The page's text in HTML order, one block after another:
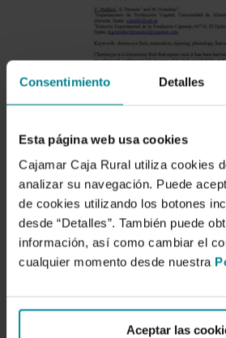
Consentimiento Detalles
Esta página web usa cookies
Cajamar Caja Rural utiliza cookies
analizar su navegación. Puede
de cookies utilizando los botones
desde “Detalles”. También puede
información, así como cambiar el
cualquier momento desde nuestra
Aceptar las